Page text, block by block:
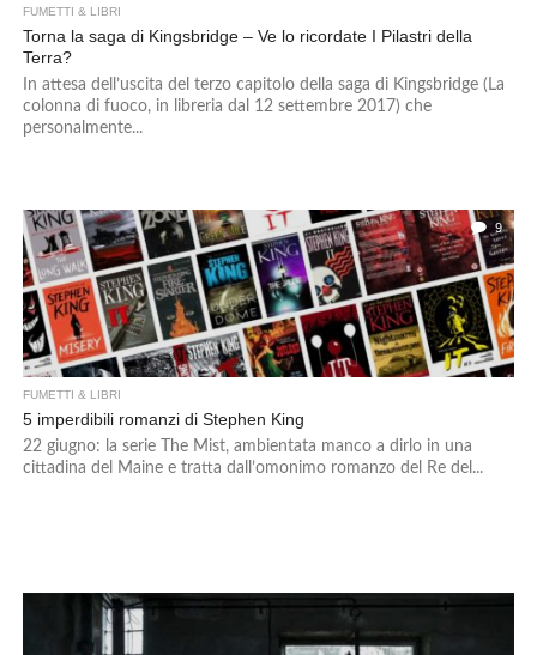
FUMETTI & LIBRI
Torna la saga di Kingsbridge – Ve lo ricordate I Pilastri della
Terra?
In attesa dell’uscita del terzo capitolo della saga di Kingsbridge (La
colonna di fuoco, in libreria dal 12 settembre 2017) che
personalmente...
9
FUMETTI & LIBRI
5 imperdibili romanzi di Stephen King
22 giugno: la serie The Mist, ambientata manco a dirlo in una
cittadina del Maine e tratta dall’omonimo romanzo del Re del...